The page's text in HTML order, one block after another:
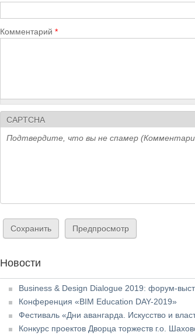
Комментарий*
CAPTCHA
Подтвердите, что вы не спамер
Новости
Business & Design Dialogue 2019: форум-
Конференция «BIM Education DAY-2019»
Фестиваль «Дни авангарда. Искусство и
Конкурс проектов Дворца торжеств г.о.